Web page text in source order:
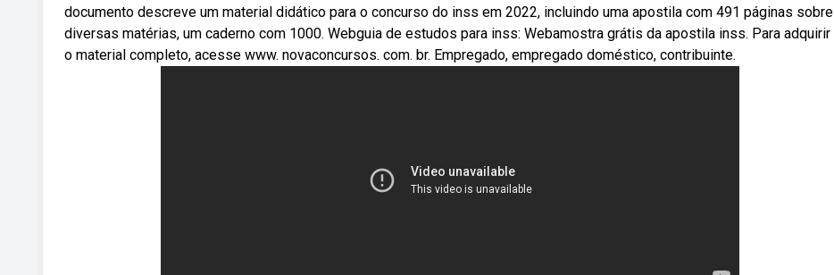
documento descreve um material didático para o concurso do inss em 2022, incluindo uma apostila com 491 páginas sobre
diversas matérias, um caderno com 1000. Webguia de estudos para inss: Webamostra grátis da apostila inss. Para adquirir
o material completo, acesse www. novaconcursos. com. br. Empregado, empregado doméstico, contribuinte.